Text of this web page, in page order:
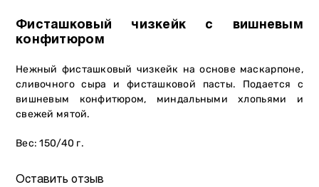
Фисташковый чизкейк с вишневым
конфитюром
Нежный фисташковый чизкейк на основе маскарпоне,
сливочного сыра и фисташковой пасты. Подается с
вишневым конфитюром, миндальными хлопьями и
свежей мятой.
Вес: 150/40 г.
Оставить отзыв